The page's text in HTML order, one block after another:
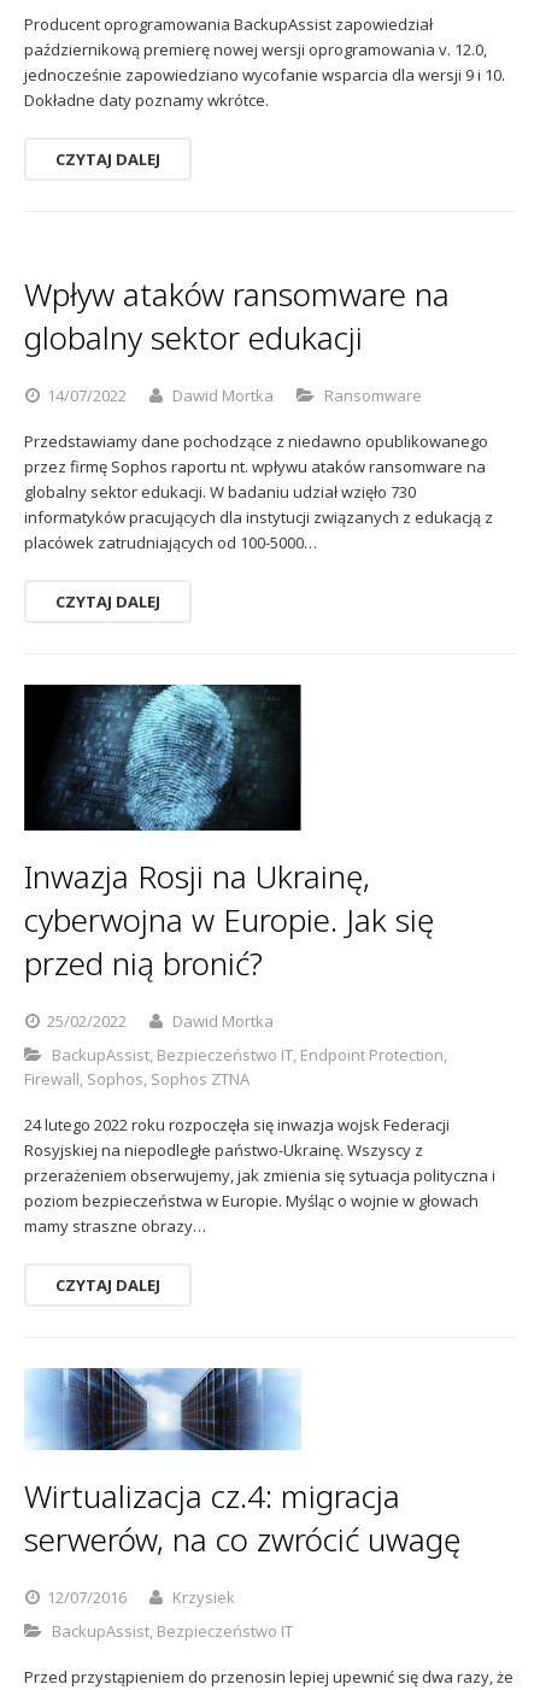
Producent oprogramowania BackupAssist zapowiedział
październikową premierę nowej wersji oprogramowania v. 12.0,
jednocześnie zapowiedziano wycofanie wsparcia dla wersji 9 i 10.
Dokładne daty poznamy wkrótce.
CZYTAJ DALEJ
Wpływ ataków ransomware na
globalny sektor edukacji
14/07/2022 Dawid Mortka Ransomware
Przedstawiamy dane pochodzące z niedawno opublikowanego
przez firmę Sophos raportu nt. wpływu ataków ransomware na
globalny sektor edukacji. W badaniu udział wzięło 730
informatyków pracujących dla instytucji związanych z edukacją z
placówek zatrudniających od 100-5000…
CZYTAJ DALEJ
Inwazja Rosji na Ukrainę,
cyberwojna w Europie. Jak się
przed nią bronić?
25/02/2022
Dawid Mortka
BackupAssist, Bezpieczeństwo IT, Endpoint Protection,
Firewall, Sophos, Sophos ZTNA
24 lutego 2022 roku rozpoczęła się inwazja wojsk Federacji
Rosyjskiej na niepodległe państwo-Ukrainę. Wszyscy z
przerażeniem obserwujemy, jak zmienia się sytuacja polityczna i
poziom bezpieczeństwa w Europie. Myśląc o wojnie w głowach
mamy straszne obrazy…
CZYTAJ DALEJ
Wirtualizacja cz.4: migracja
serwerów, na co zwrócić uwagę
12/07/2016
Krzysiek
BackupAssist, Bezpieczeństwo IT
Przed przystąpieniem do przenosin lepiej upewnić się dwa razy, że